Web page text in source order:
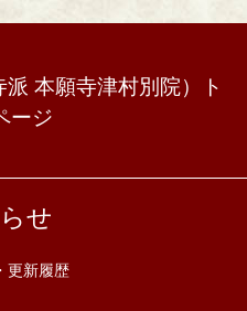
本願寺津村別院）ト
ージ
せ
更新履歴